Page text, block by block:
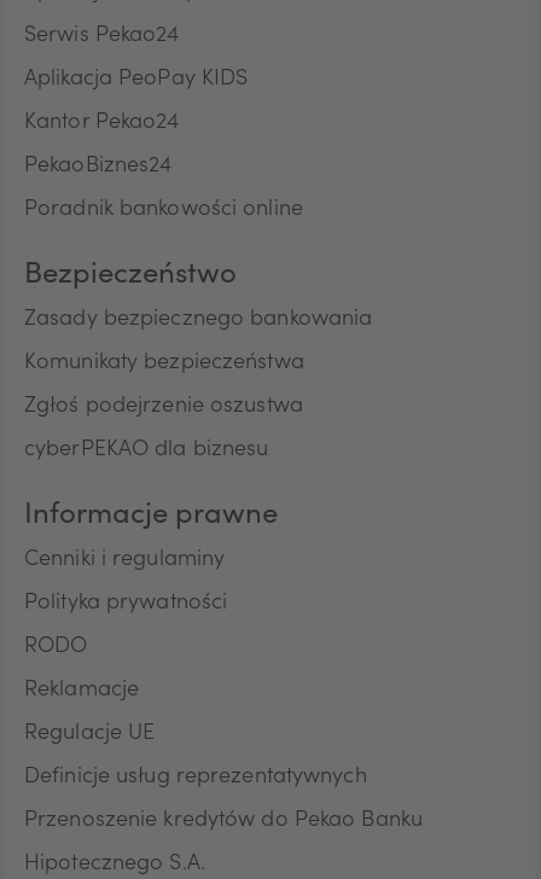
odpowiedniej oferty, przez Bank Polska Kasa Opieki
("Bank"), jako administratora, w celu marketingu
na kontakt telefoniczny, w celu przedstawiania
przez Bank w rozmowach telefonicznych informacji
przez Bank automatycznych systemów
Na podstawie niniejszej zgody mogą być
Pana/Pani danych osobowych: identyfikacyjne,
poziomu wykształcenia oraz posiadanych
produktów finansowych. Niniejszą zgodę składam
poinformowany/a/ o prawie do jej wycofania w
wycofanie zgody nie wpływa na zgodność z
prawem przetwarzania, którego dokonano na
podstawie zgody przed jej wycofaniem.
ZAR
Serwis Pekao24
Aplikacja PeoPay KIDS
Kantor Pekao24
PekaoBiznes24
Poradnik bankowości online
Bezpieczeństwo
Zasady bezpiecznego bankowania
Komunikaty bezpieczeństwa
Zgłoś podejrzenie oszustwa
cyberPEKAO dla biznesu
Informacje prawne
Cenniki i regulaminy
Polityka prywatności
RODO
Reklamacje
Regulacje UE
Definicje usług reprezentatywnych
Przenoszenie kredytów do Pekao Banku
Hipotecznego S.A.